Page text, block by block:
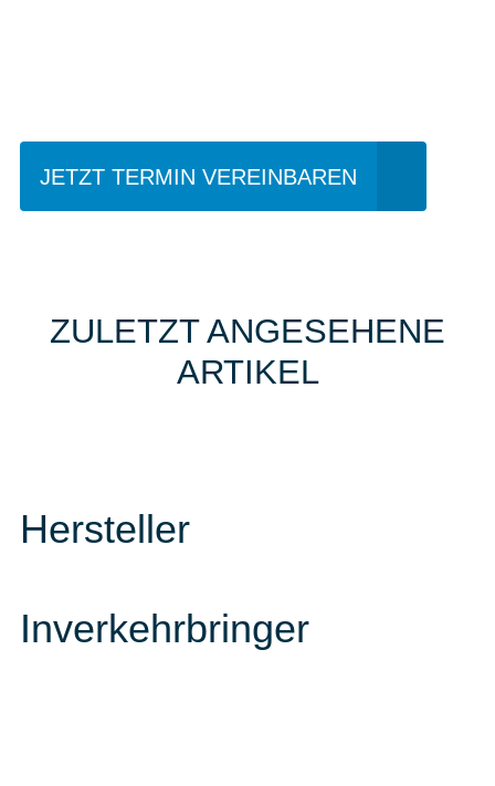
JETZT TERMIN VEREINBAREN
ZULETZT ANGESEHENE
ARTIKEL
Hersteller
Inverkehrbringer